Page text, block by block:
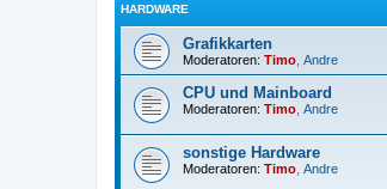
HARDWARE
Grafikkarten
Moderatoren: Timo Andre
CPU und Mainboard
Moderatoren: Timo Andre
sonstige Hardware
Moderatoren: Timo Andre